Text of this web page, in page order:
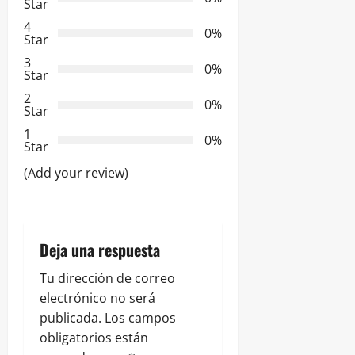
i
ó
n
d
e
e
t
r
a
Star
4
Star
0%
3
Star
0%
2
Star
0%
1
Star
0%
(Add your review)
Deja una respuesta
Tu dirección de correo
electrónico no será
publicada. Los campos
obligatorios están